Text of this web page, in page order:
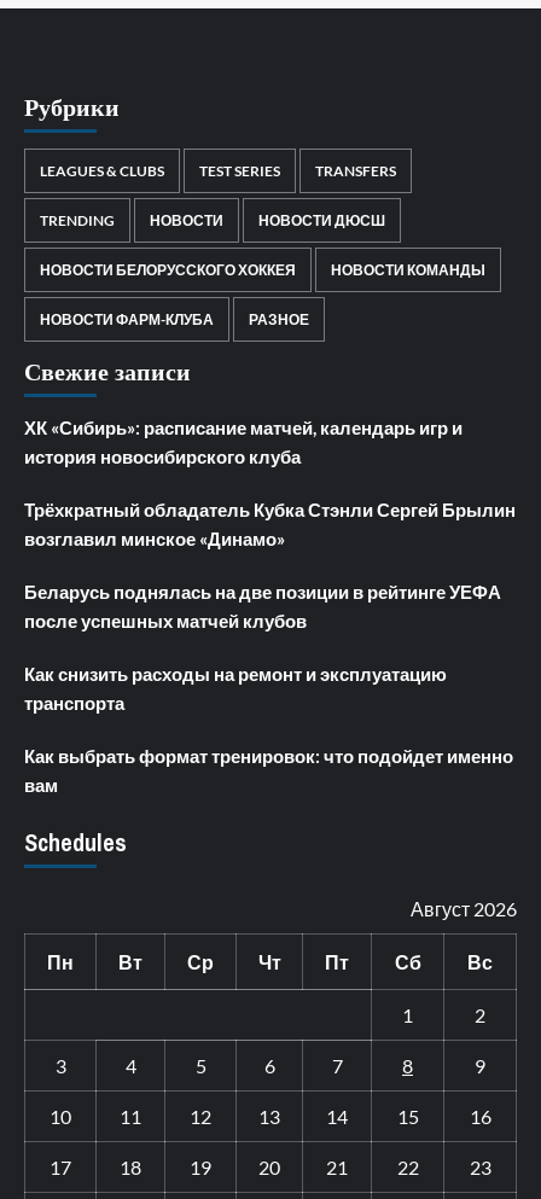
Рубрики
LEAGUES & CLUBS TEST SERIES TRANSFERS
TRENDING НОВОСТИ НОВОСТИ ДЮСШ
НОВОСТИ БЕЛОРУССКОГО ХОККЕЯ НОВОСТИ КОМАНДЫ
НОВОСТИ ФАРМ-КЛУБА РАЗНОЕ
Свежие записи
ХК «Сибирь»: расписание матчей, календарь игр и
история новосибирского клуба
Трёхкратный обладатель Кубка Стэнли Сергей Брылин
возглавил минское «Динамо»
Беларусь поднялась на две позиции в рейтинге УЕФА
после успешных матчей клубов
Как снизить расходы на ремонт и эксплуатацию
транспорта
Как выбрать формат тренировок: что подойдет именно
вам
Schedules
Август 2026
Пн Вт Ср Чт Пт Сб Вс
1 2
3 4 5 6 7 8 9
10 11 12 13 14 15 16
17 18 19 20 21 22 23